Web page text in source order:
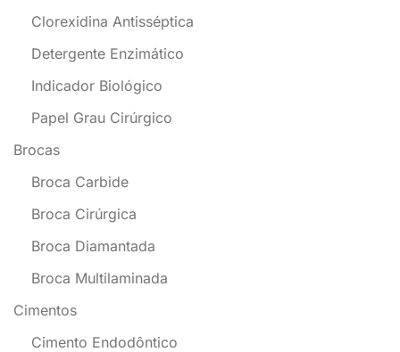
Clorexidina Antisséptica
Detergente Enzimático
Indicador Biológico
Papel Grau Cirúrgico
Brocas
Broca Carbide
Broca Cirúrgica
Broca Diamantada
Broca Multilaminada
Cimentos
Cimento Endodôntico